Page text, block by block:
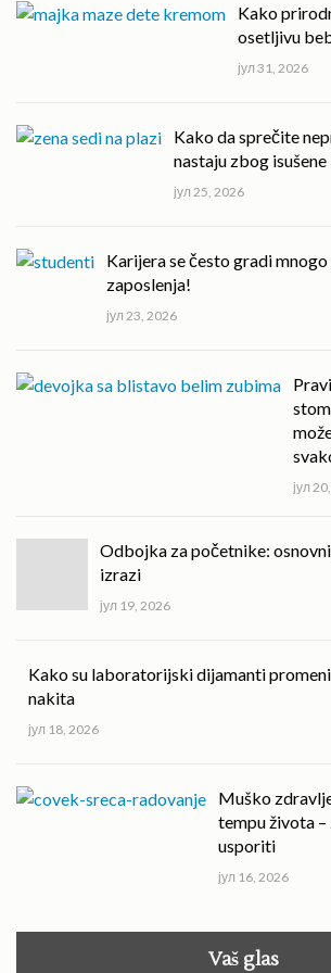
Kako
osetljivu
јул 31, 2026
Kako da sprečite
nastaju zbog isušene
јул 25, 2026
Karijera se često gradi
zaposlenja!
јул 23, 2026
јул
Odbojka za početnike:
izrazi
јул 19, 2026
Kako su laboratorijski dijamanti
nakita
јул 18, 2026
Muško
tempu života –
usporiti
јул 16, 2026
Vaš glas